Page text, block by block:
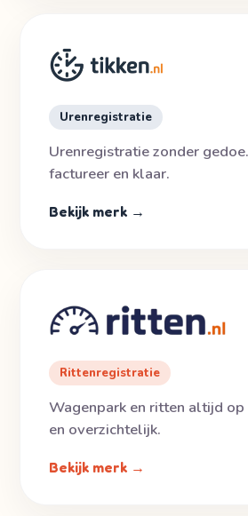
Urenregistratie
Urenregistratie zonder
factureer en klaar.
Bekijk merk →
Rittenregistratie
Wagenpark en ritten altijd
en overzichtelijk.
Bekijk merk →